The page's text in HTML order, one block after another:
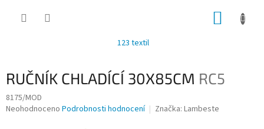
123 textil
RUČNÍK CHLADÍCÍ 30X85CM RC5
8175/MOD
Průměrné
Neohodnoceno Podrobnosti hodnocení Značka: Lambeste